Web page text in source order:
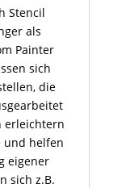
Stencil
als
Painter
sich
die
erleichtern
und helfen
eigener
sich z.B.